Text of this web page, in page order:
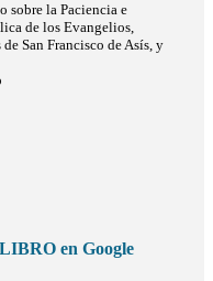
sobre la Paciencia e
de los Evangelios,
San Francisco de Asís, y
en Google